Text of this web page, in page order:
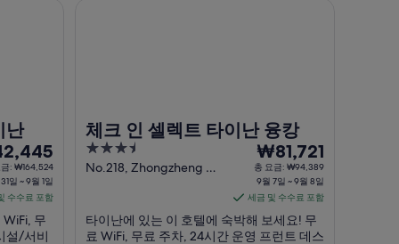
난
: ₩164,524
일 ~ 9월 1일
수수료 포함
무
설/서비
체크 인 셀렉트 타이난 융캉
3.5
out
No.218, Zhongzheng N.
9
월
7
일
부
₩81,721
총 요금: ₩94,389
9월 7일 ~ 9월 8일
세금 및 수수료 포함
타이난에 있는 이 호텔에 숙박해 보세요! 무
료 WiFi, 무료 주차, 24시간 운영 프런트 데스